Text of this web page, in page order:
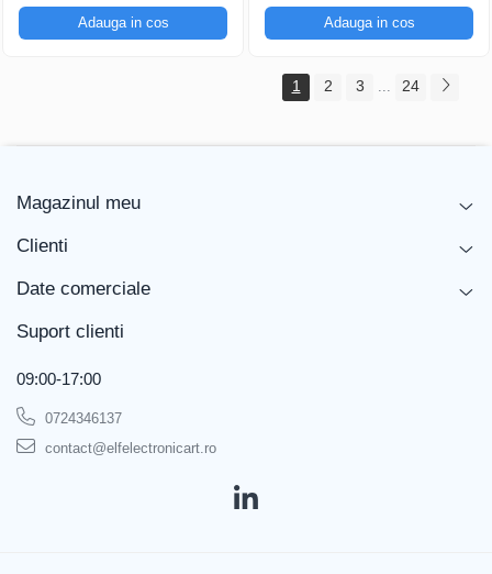
Adauga in cos Adauga in cos
1 2 3 ... 24
Magazinul meu
Clienti
Date comerciale
Suport clienti
09:00-17:00
0724346137
contact@elfelectronicart.ro